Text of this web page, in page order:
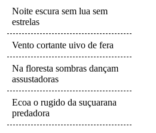
Noite escura sem lua sem
estrelas
Vento cortante uivo de fera
Na floresta sombras dançam
assustadoras
Ecoa o rugido da suçuarana
predadora